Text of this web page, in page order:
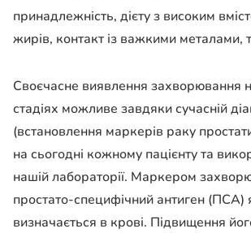
принадлежність, дієту з високим
жирів, контакт із важкими металами,
Своєчасне виявлення захворювання
стадіях можливе завдяки сучасній
(встановлення маркерів раку
на сьогодні кожному пацієнту та
нашій лабораторії. Маркером
простато-специфічний антиген (ПСА)
визначається в крові. Підвищення